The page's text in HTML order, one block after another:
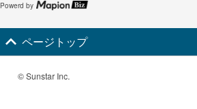
Powerd by
ページトップ
© Sunstar Inc.